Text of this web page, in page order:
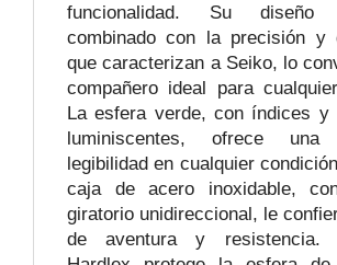
funcionalidad. Su diseño
combinado con la precisión y
que caracterizan a Seiko, lo
compañero ideal para
La esfera verde, con índices y
luminiscentes, ofrece una
legibilidad en cualquier
caja de acero inoxidable,
giratorio unidireccional, le
de aventura y resistencia.